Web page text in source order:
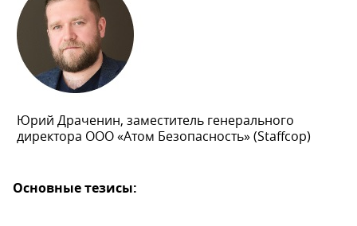
Юрий Драченин, заместитель генерального
директора ООО «Атом Безопасность» (Staffcop)
Основные тезисы: